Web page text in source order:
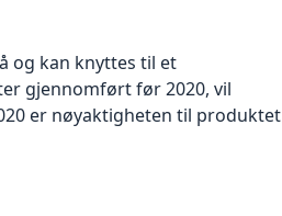
og kan knyttes til et
gjennomført før 2020, vil
er nøyaktigheten til produktet